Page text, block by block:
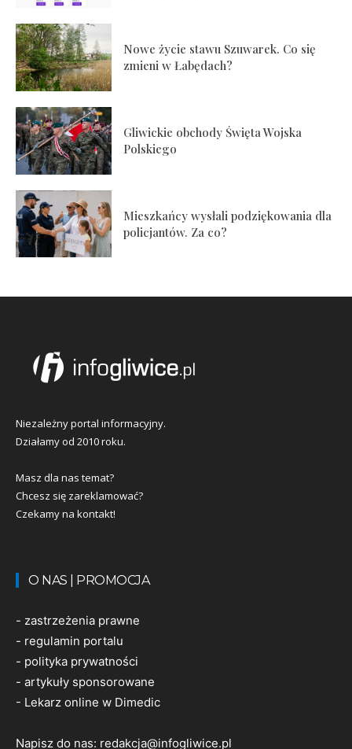
Nowe życie stawu Szuwarek. Co się
zmieni w Łabędach?
Gliwickie obchody Święta Wojska
Polskiego
Mieszkańcy wysłali podziękowania dla
policjantów. Za co?
Niezależny portal informacyjny.
Działamy od 2010 roku.
Masz dla nas temat?
Chcesz się zareklamować?
Czekamy na kontakt!
O NAS | PROMOCJA
- zastrzeżenia prawne
- regulamin portalu
- polityka prywatności
- artykuły sponsorowane
- Lekarz online w Dimedic
Napisz do nas: redakcja@infogliwice.pl